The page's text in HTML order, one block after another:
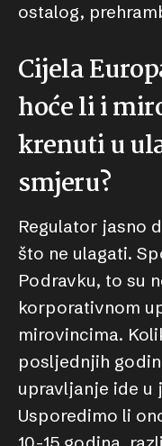
ostalog,
Cijela
hoće li i
krenuti u
smjeru?
Regulator jasno
što ne ulagati.
Podravku, to su
korporativnom
mirovincima.
posljednjih
upravljanje ide u
Usporedimo li